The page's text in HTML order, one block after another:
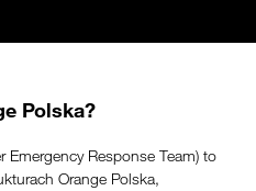
Polska?
Emergency Response Team) to
Orange Polska,